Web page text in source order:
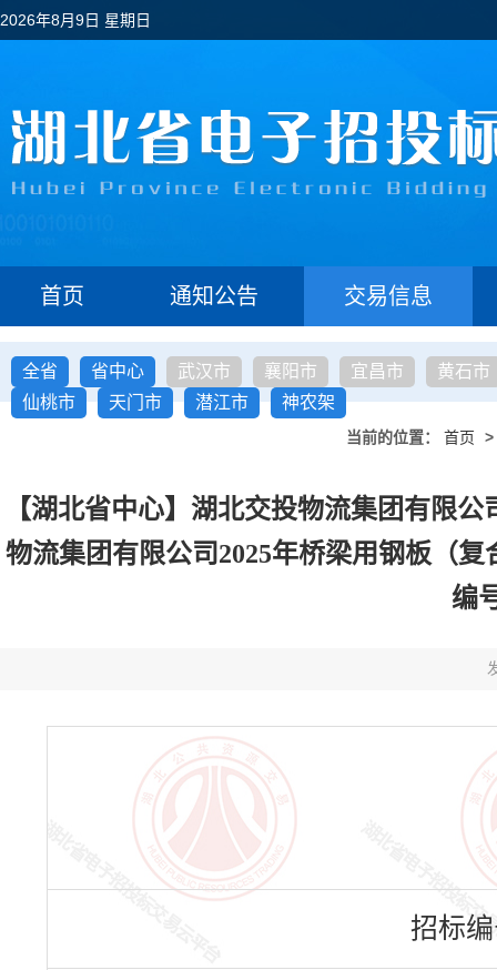
2026年8月9日 星期日
首页 通知公告 交易信息
全省 省中心 武汉市 襄阳市 宜昌市
黄石市
仙桃市
天门市 潜江市 神农架
当前的位置： 首页 >
【湖北省中心】湖北交投物流集团有限
物流集团有限公司2025年桥梁用钢板（
编
招标编